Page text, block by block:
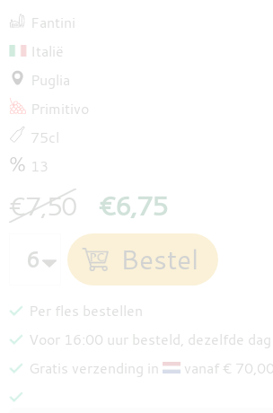
Fantini
Italië
Puglia
Primitivo
75cl
13
€7,50 €6,75
Per fles bestellen
Voor 16:00 uur besteld, dezelfde
Gratis verzending in
vanaf €